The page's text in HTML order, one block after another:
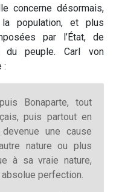
concerne désormais,
population, et plus
par l’État, de
du peuple. Carl von
:
Bonaparte, tout
puis partout en
une cause
nature ou plus
à sa vraie nature,
perfection.